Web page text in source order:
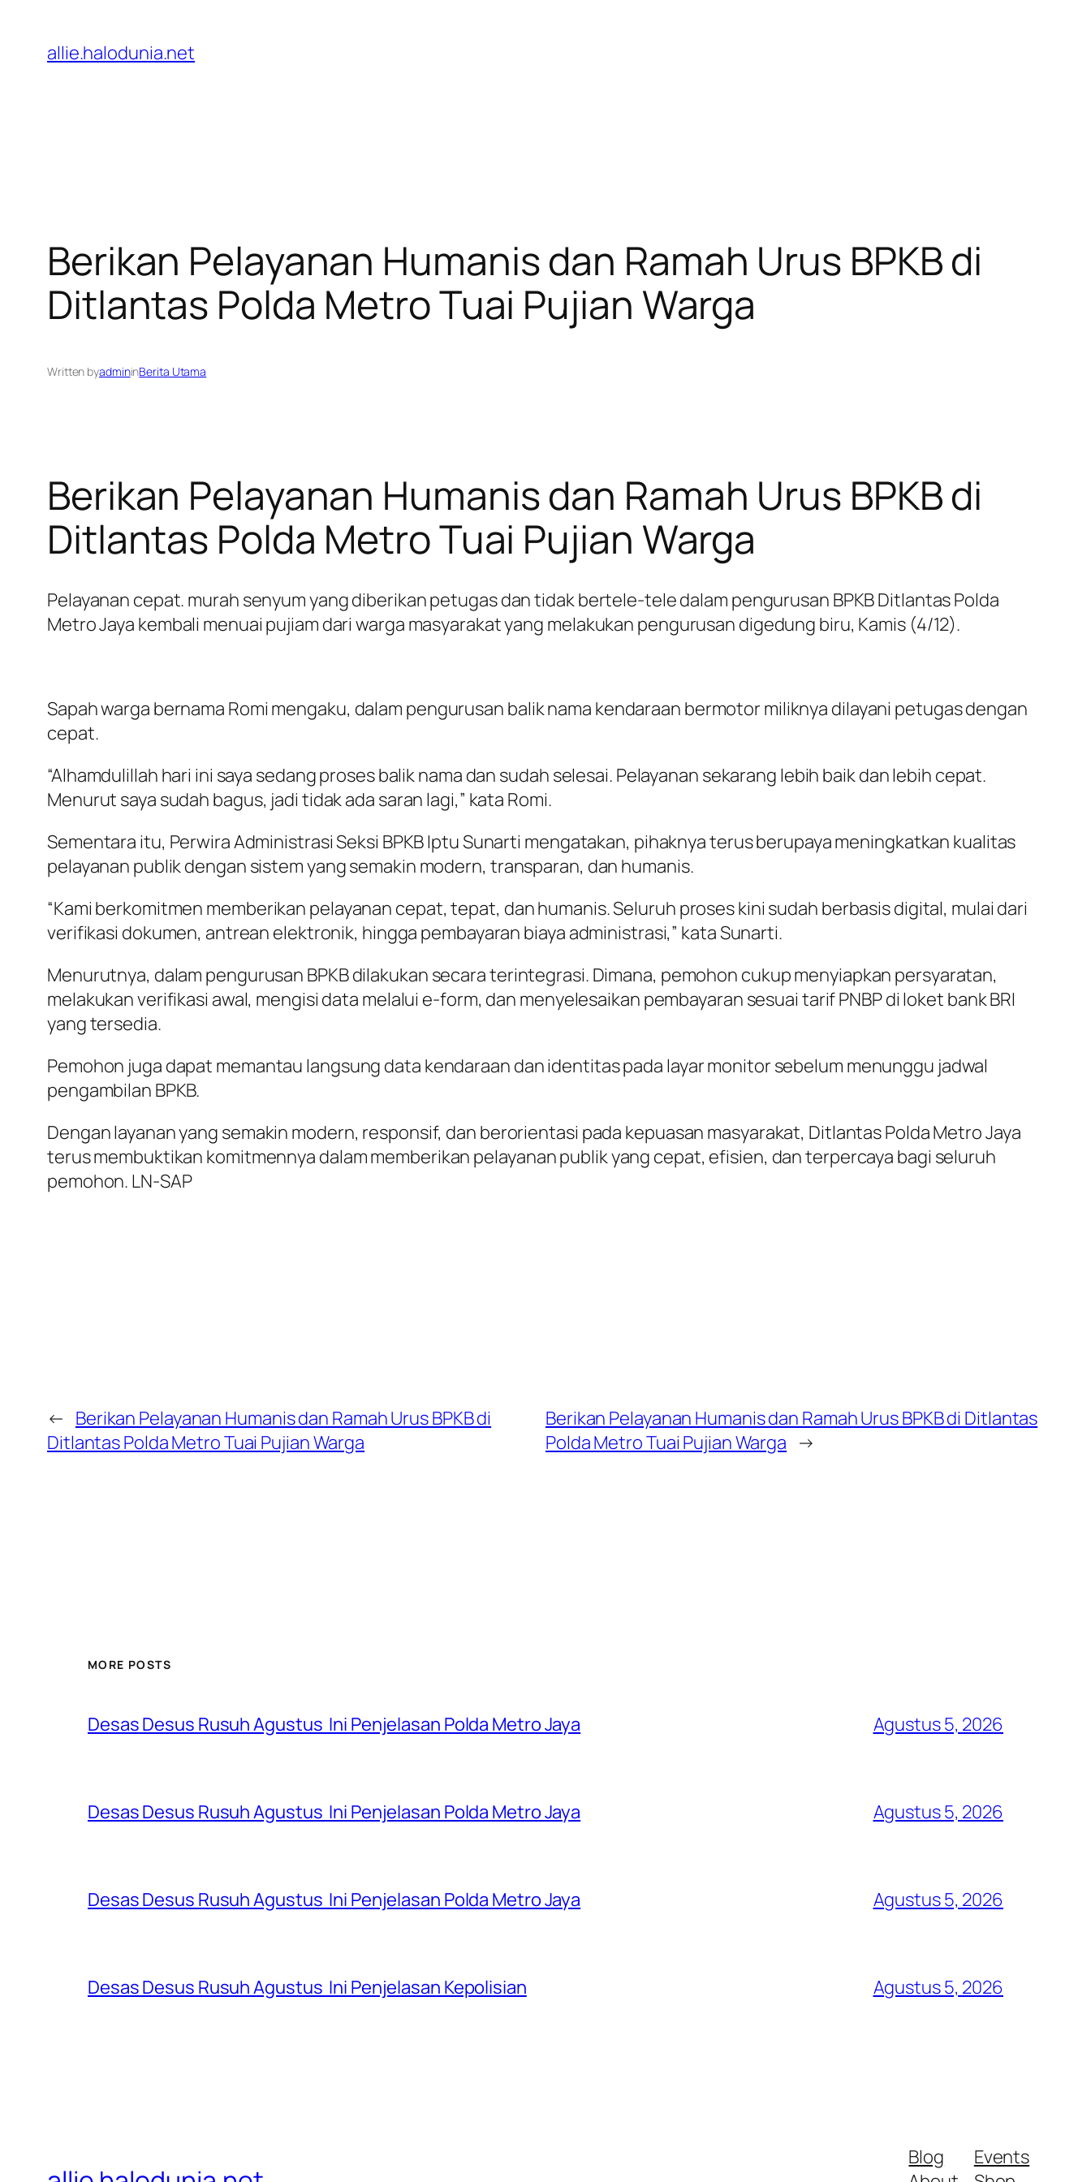
konten
allie.halodunia.net
Berikan Pelayanan Humanis dan Ramah Urus BPKB di
Ditlantas Polda Metro Tuai Pujian Warga
Written byadmininBerita Utama
Berikan Pelayanan Humanis dan Ramah Urus BPKB di
Ditlantas Polda Metro Tuai Pujian Warga
Pelayanan cepat. murah senyum yang diberikan petugas dan tidak bertele-tele dalam pengurusan BPKB Ditlantas Polda
Metro Jaya kembali menuai pujiam dari warga masyarakat yang melakukan pengurusan digedung biru, Kamis (4/12).
Sapah warga bernama Romi mengaku, dalam pengurusan balik nama kendaraan bermotor miliknya dilayani petugas dengan
cepat.
“Alhamdulillah hari ini saya sedang proses balik nama dan sudah selesai. Pelayanan sekarang lebih baik dan lebih cepat.
Menurut saya sudah bagus, jadi tidak ada saran lagi,” kata Romi.
Sementara itu, Perwira Administrasi Seksi BPKB Iptu Sunarti mengatakan, pihaknya terus berupaya meningkatkan kualitas
pelayanan publik dengan sistem yang semakin modern, transparan, dan humanis.
“Kami berkomitmen memberikan pelayanan cepat, tepat, dan humanis. Seluruh proses kini sudah berbasis digital, mulai dari
verifikasi dokumen, antrean elektronik, hingga pembayaran biaya administrasi,” kata Sunarti.
Menurutnya, dalam pengurusan BPKB dilakukan secara terintegrasi. Dimana, pemohon cukup menyiapkan persyaratan,
melakukan verifikasi awal, mengisi data melalui e-form, dan menyelesaikan pembayaran sesuai tarif PNBP di loket bank BRI
yang tersedia.
Pemohon juga dapat memantau langsung data kendaraan dan identitas pada layar monitor sebelum menunggu jadwal
pengambilan BPKB.
Dengan layanan yang semakin modern, responsif, dan berorientasi pada kepuasan masyarakat, Ditlantas Polda Metro Jaya
terus membuktikan komitmennya dalam memberikan pelayanan publik yang cepat, efisien, dan terpercaya bagi seluruh
pemohon. LN-SAP
← Berikan Pelayanan Humanis dan Ramah Urus BPKB di
Ditlantas Polda Metro Tuai Pujian Warga
Berikan Pelayanan Humanis dan Ramah Urus BPKB di Ditlantas
Polda Metro Tuai Pujian Warga →
MORE POSTS
Desas Desus Rusuh Agustus Ini Penjelasan Polda Metro Jaya Agustus 5, 2026
Desas Desus Rusuh Agustus Ini Penjelasan Polda Metro Jaya Agustus 5, 2026
Desas Desus Rusuh Agustus Ini Penjelasan Polda Metro Jaya Agustus 5, 2026
Desas Desus Rusuh Agustus Ini Penjelasan Kepolisian Agustus 5, 2026
Blog
Events